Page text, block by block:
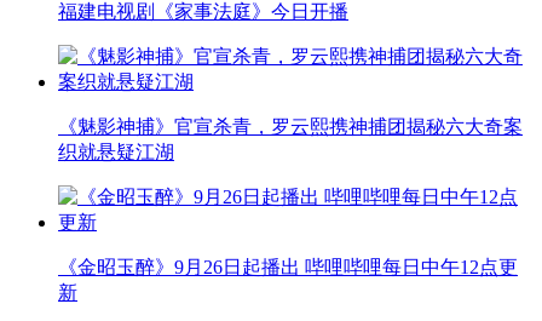
福建电视剧《家事法庭》今日开播
《魅影神捕》官宣杀青，罗云熙携神捕团揭秘六大奇案
织就悬疑江湖
《金昭玉醉》9月26日起播出 哔哩哔哩每日中午12点更
新